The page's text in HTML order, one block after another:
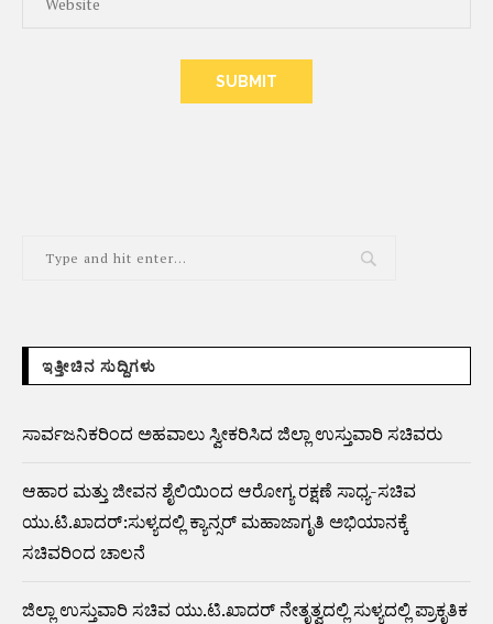
ಇತ್ತೀಚಿನ ಸುದ್ದಿಗಳು
ಸಾರ್ವಜನಿಕರಿಂದ ಅಹವಾಲು ಸ್ವೀಕರಿಸಿದ ಜಿಲ್ಲಾ ಉಸ್ತುವಾರಿ ಸಚಿವರು
ಆಹಾರ ಮತ್ತು ಜೀವನ ಶೈಲಿಯಿಂದ ಆರೋಗ್ಯ ರಕ್ಷಣೆ ಸಾಧ್ಯ-ಸಚಿವ
ಯು.ಟಿ.ಖಾದರ್:ಸುಳ್ಯದಲ್ಲಿ ಕ್ಯಾನ್ಸರ್ ಮಹಾಜಾಗೃತಿ ಅಭಿಯಾನಕ್ಕೆ
ಸಚಿವರಿಂದ ಚಾಲನೆ
ಜಿಲ್ಲಾ ಉಸ್ತುವಾರಿ ಸಚಿವ ಯು.ಟಿ.ಖಾದರ್ ನೇತೃತ್ವದಲ್ಲಿ ಸುಳ್ಯದಲ್ಲಿ ಪ್ರಾಕೃತಿಕ